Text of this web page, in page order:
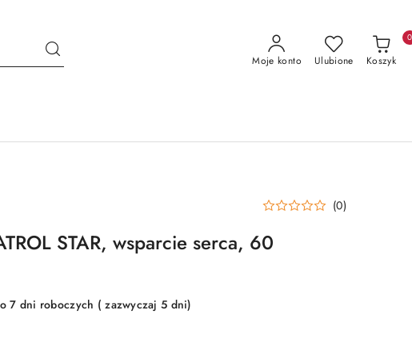
Moje konto Ulubione Koszyk
0
(0)
STAR, wsparcie serca, 60
7 dni roboczych ( zazwyczaj 5 dni)